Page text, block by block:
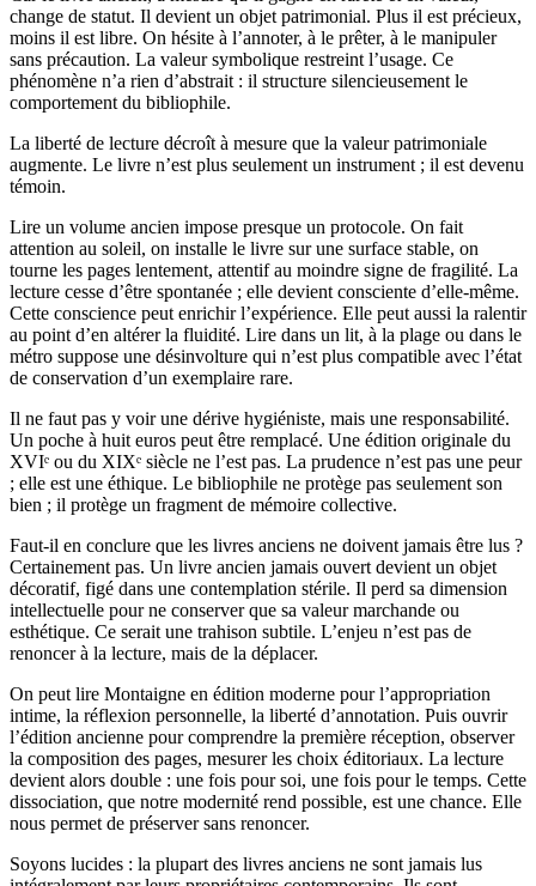
change de statut. Il devient un objet patrimonial. Plus il est précieux,
moins il est libre. On hésite à l’annoter, à le prêter, à le manipuler
sans précaution. La valeur symbolique restreint l’usage. Ce
phénomène n’a rien d’abstrait : il structure silencieusement le
comportement du bibliophile.
La liberté de lecture décroît à mesure que la valeur patrimoniale
augmente. Le livre n’est plus seulement un instrument ; il est devenu
témoin.
Lire un volume ancien impose presque un protocole. On fait
attention au soleil, on installe le livre sur une surface stable, on
tourne les pages lentement, attentif au moindre signe de fragilité. La
lecture cesse d’être spontanée ; elle devient consciente d’elle-même.
Cette conscience peut enrichir l’expérience. Elle peut aussi la ralentir
au point d’en altérer la fluidité. Lire dans un lit, à la plage ou dans le
métro suppose une désinvolture qui n’est plus compatible avec l’état
de conservation d’un exemplaire rare.
Il ne faut pas y voir une dérive hygiéniste, mais une responsabilité.
Un poche à huit euros peut être remplacé. Une édition originale du
XVIᵉ ou du XIXᵉ siècle ne l’est pas. La prudence n’est pas une peur
; elle est une éthique. Le bibliophile ne protège pas seulement son
bien ; il protège un fragment de mémoire collective.
Faut-il en conclure que les livres anciens ne doivent jamais être lus ?
Certainement pas. Un livre ancien jamais ouvert devient un objet
décoratif, figé dans une contemplation stérile. Il perd sa dimension
intellectuelle pour ne conserver que sa valeur marchande ou
esthétique. Ce serait une trahison subtile. L’enjeu n’est pas de
renoncer à la lecture, mais de la déplacer.
On peut lire Montaigne en édition moderne pour l’appropriation
intime, la réflexion personnelle, la liberté d’annotation. Puis ouvrir
l’édition ancienne pour comprendre la première réception, observer
la composition des pages, mesurer les choix éditoriaux. La lecture
devient alors double : une fois pour soi, une fois pour le temps. Cette
dissociation, que notre modernité rend possible, est une chance. Elle
nous permet de préserver sans renoncer.
Soyons lucides : la plupart des livres anciens ne sont jamais lus